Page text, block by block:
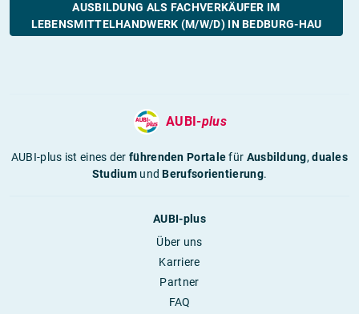
AUSBILDUNG ALS FACHVERKÄUFER IM
LEBENSMITTELHANDWERK (M/W/D) IN BEDBURG-HAU
AUBI-plus
AUBI-plus ist eines derführenden Portalefür Ausbildung,duales
StudiumundBerufsorientierung.
AUBI-plus
Über uns
Karriere
Partner
FAQ